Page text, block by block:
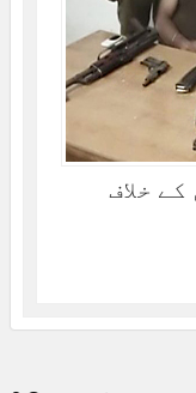
خلاف